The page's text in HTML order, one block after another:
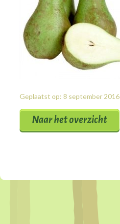
Geplaatst op: 8 september 2016
Naar het overzicht